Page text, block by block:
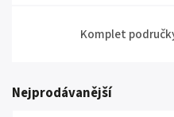
Komplet
Nejprodávanější